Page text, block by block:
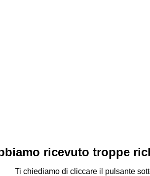
ricevuto troppe
Ti chiediamo di cliccare il pulsante